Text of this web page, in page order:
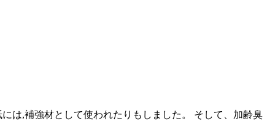
は,補強材として使われたりもしました。 そして、加齢臭